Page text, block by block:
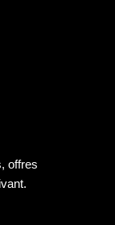
offres